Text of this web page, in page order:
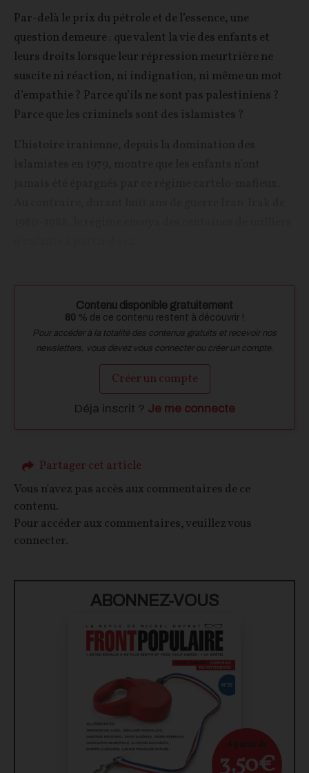
Par-delà le prix du pétrole et de l’essence, une
question demeure : que valent la vie des enfants et
leurs droits lorsque leur répression meurtrière ne
suscite ni réaction, ni indignation, ni même un mot
d’empathie ? Parce qu’ils ne sont pas palestiniens ?
Parce que les criminels sont des islamistes ?
Contenu disponible gratuitement
80 % de ce contenu restent à découvrir !
Pour accéder à la totalité des contenus gratuits et recevoir nos
newsletters, vous devez vous connecter ou créer un compte.
Créer un compte
Déja inscrit ? Je me connecte
Partager cet article
Vous n'avez pas accès aux commentaires de ce
contenu.
Pour accéder aux commentaires, veuillez vous
connecter.
ABONNEZ-VOUS
À partir de
3,50€